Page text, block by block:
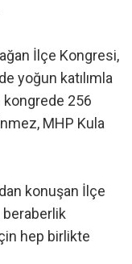
İlçe Kongresi,
yoğun katılımla
256
MHP Kula
konuşan İlçe
beraberlik
hep birlikte